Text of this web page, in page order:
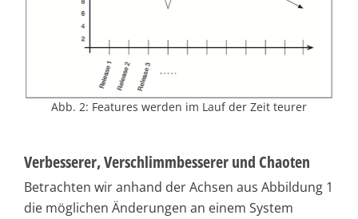
Abb. 2: Features werden im Lauf der Zeit teurer
Verbesserer, Verschlimmbesserer und Chaoten
Betrachten wir anhand der Achsen aus Abbildung 1
die möglichen Änderungen an einem System